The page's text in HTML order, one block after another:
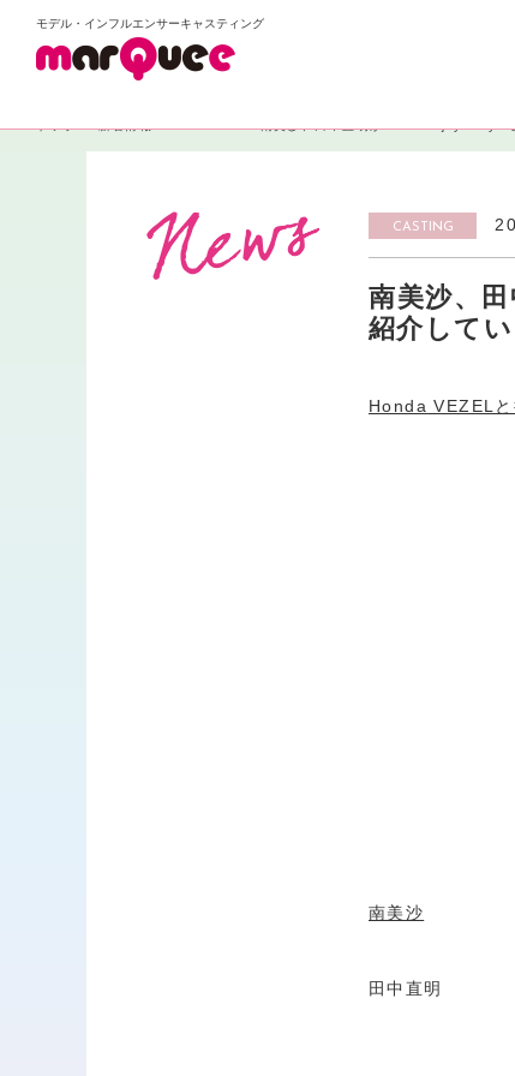
モデル・インフルエンサーキャスティング
CASTING
南美沙、
紹介して
Honda VEZELと
南美沙
田中直明